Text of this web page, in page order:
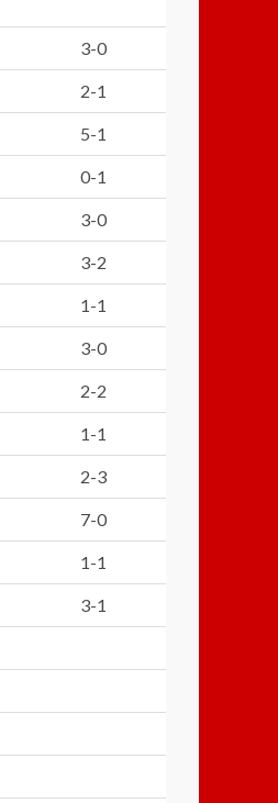
3-0
2-1
5-1
0-1
3-0
3-2
1-1
3-0
2-2
1-1
2-3
7-0
1-1
3-1